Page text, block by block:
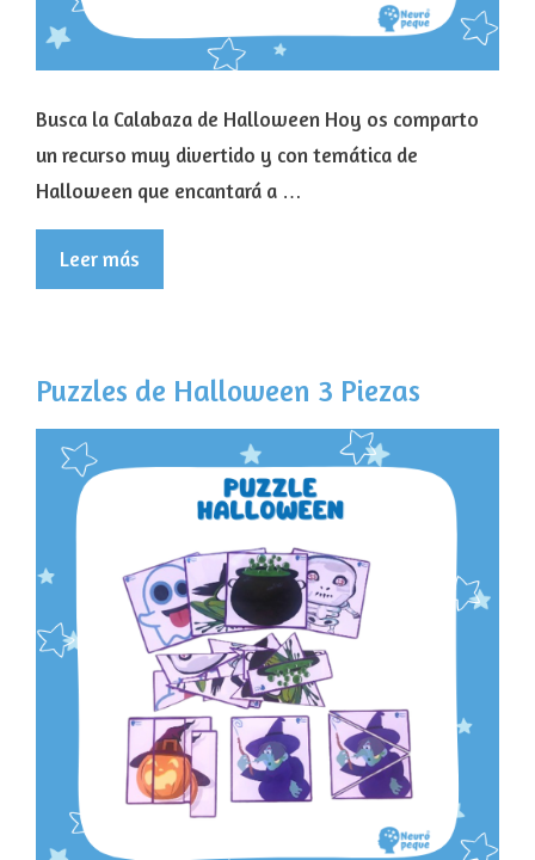
Busca la Calabaza de Halloween Hoy os comparto
un recurso muy divertido y con temática de
Halloween que encantará a …
Leer más
Puzzles de Halloween 3 Piezas